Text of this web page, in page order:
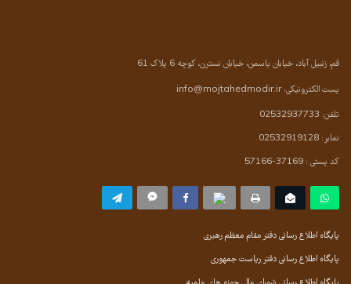
قم، زنبیل آباد، خیابان یاسمن، خیابان نسترن، کوچه 6 پلاک 61
پست الکترونیکی:info@mojtahedmodir.ir
تلفن: 02532937733
نمابر: 02532919128
کد پستی : 37169-57166
پایگاه اطلاع رسانی دفتر مقام معظم رهبری
پایگاه اطلاع رسانی دفتر ریاست جمهوری